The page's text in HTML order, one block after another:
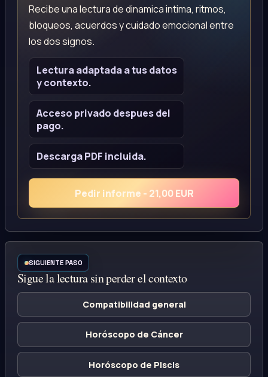
Recibe una lectura de dinamica intima, ritmos,
bloqueos, acuerdos y cuidado emocional entre
los dos signos.
Lectura adaptada a tus datos
y contexto.
Acceso privado despues del
pago.
Descarga PDF incluida.
Pedir informe - 21,00 EUR
SIGUIENTE PASO
Sigue la lectura sin perder el contexto
Compatibilidad general
Horóscopo de Cáncer
Horóscopo de Piscis